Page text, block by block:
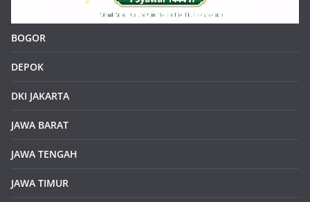
BOGOR
DEPOK
DKI JAKARTA
JAWA BARAT
JAWA TENGAH
JAWA TIMUR